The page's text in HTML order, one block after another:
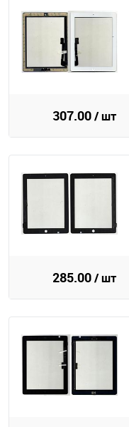
307.00/ шт
285.00/ шт